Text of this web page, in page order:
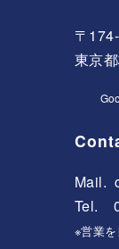
〒
東京
Mail.
Tel.
※営業